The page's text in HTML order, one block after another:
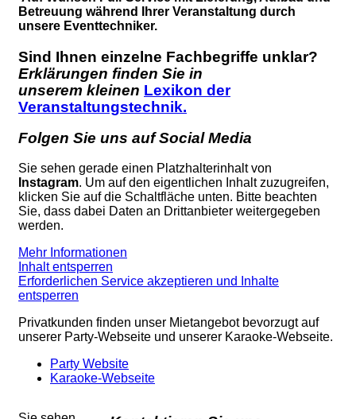
Betreuung während Ihrer Veranstaltung durch
unsere Eventtechniker.
Sind Ihnen einzelne Fachbegriffe unklar?
Erklärungen finden Sie in
unserem kleinen Lexikon der
Veranstaltungstechnik.
Folgen Sie uns auf Social Media
Sie sehen gerade einen Platzhalterinhalt von
Instagram. Um auf den eigentlichen Inhalt zuzugreifen,
klicken Sie auf die Schaltfläche unten. Bitte beachten
Sie, dass dabei Daten an Drittanbieter weitergegeben
werden.
Mehr Informationen
Inhalt entsperren
Erforderlichen Service akzeptieren und Inhalte
entsperren
Privatkunden finden unser Mietangebot bevorzugt auf
unserer Party-Webseite und unserer Karaoke-Webseite.
Party Website
Karaoke-Webseite